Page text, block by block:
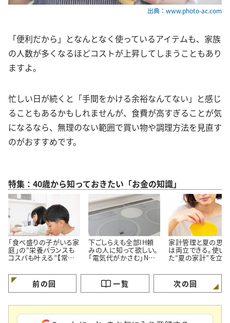
出典：www.photo-ac.com
「便利だから」となんとなく使っているアイテムも、家族
の人数が多くなるほどコストが上昇してしまうこともあり
ますよ。
忙しい日が続くと「手間をかける余裕なんてない」と感じ
ることもあるかもしれませんが、食費が高すぎることが気
になるなら、無理のない範囲で買い物や調理方法を見直す
のがおすすめです。
特集：40歳から知っておきたい「お金の知識」
「食べ盛りの子がいる家
庭」の“栄養バランスも
コスパも叶える”【常備
下ごしらえも全部IH頼
みの人に知って欲しい。
「電気代がかさむ」NG
家計管理と夏の思
は両立できる。使い
た“夏の家計”を立
前の回 一覧 次の回